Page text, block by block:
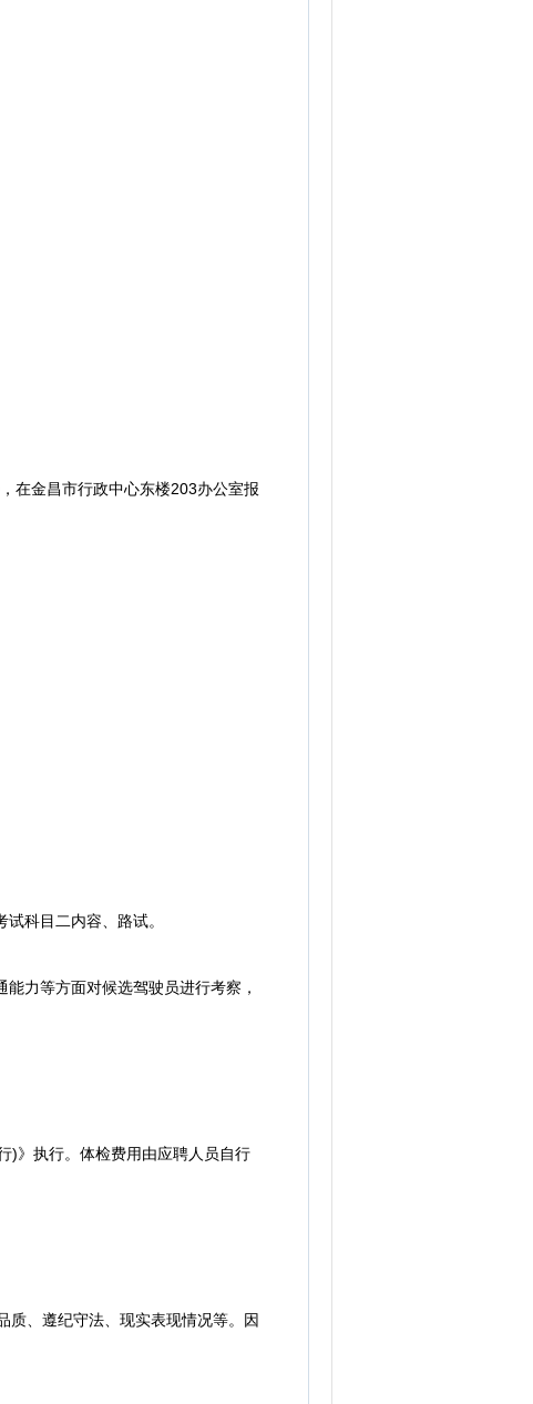
金昌市行政中心东楼203办公室报
科目二内容、路试。
力等方面对候选驾驶员进行考察，
》执行。体检费用由应聘人员自行
、遵纪守法、现实表现情况等。因